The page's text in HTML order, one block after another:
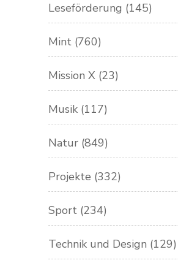
Leseförderung (145)
Mint (760)
Mission X (23)
Musik (117)
Natur (849)
Projekte (332)
Sport (234)
Technik und Design (129)